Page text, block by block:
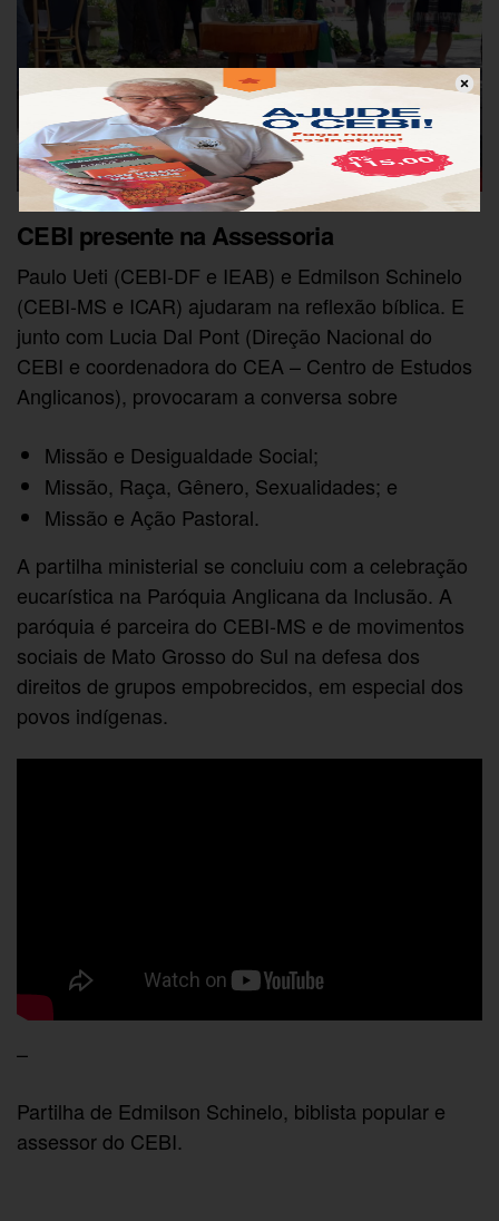
CEBI presente na Assessoria
Paulo Ueti (CEBI-DF e IEAB) e Edmilson Schinelo
(CEBI-MS e ICAR) ajudaram na reflexão bíblica. E
junto com Lucia Dal Pont (Direção Nacional do
CEBI e coordenadora do CEA – Centro de Estudos
Anglicanos), provocaram a conversa sobre
Missão e Desigualdade Social;
Missão, Raça, Gênero, Sexualidades; e
Missão e Ação Pastoral.
A partilha ministerial se concluiu com a celebração
eucarística na Paróquia Anglicana da Inclusão. A
paróquia é parceira do CEBI-MS e de movimentos
sociais de Mato Grosso do Sul na defesa dos
direitos de grupos empobrecidos, em especial dos
povos indígenas.
–
Partilha de Edmilson Schinelo, biblista popular e
assessor do CEBI.